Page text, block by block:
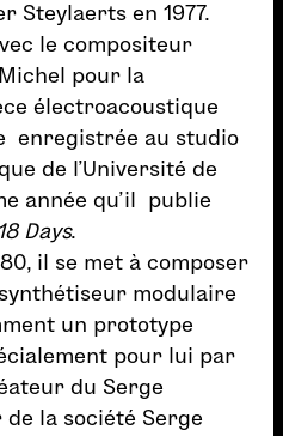
Steylaerts en 1977.
le compositeur
pour la
électroacoustique
enregistrée au studio
de l’Université de
année qu’il publie
18 Days.
il se met à composer
modulaire
un prototype
pour lui par
du Serge
la société Serge